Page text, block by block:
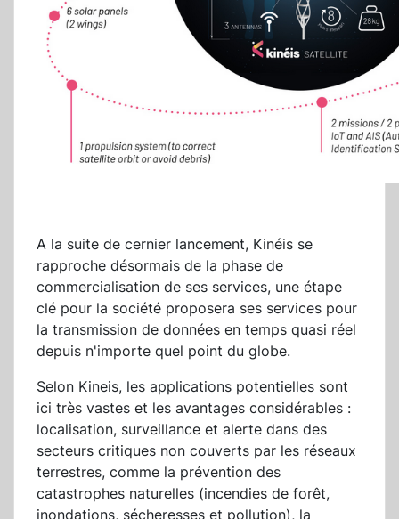
A la suite de cernier lancement, Kinéis se
rapproche désormais de la phase de
commercialisation de ses services, une étape
clé pour la société proposera ses services pour
la transmission de données en temps quasi réel
depuis n'importe quel point du globe.
Selon Kineis, les applications potentielles sont
ici très vastes et les avantages considérables :
localisation, surveillance et alerte dans des
secteurs critiques non couverts par les réseaux
terrestres, comme la prévention des
catastrophes naturelles (incendies de forêt,
inondations, sécheresses et pollution), la